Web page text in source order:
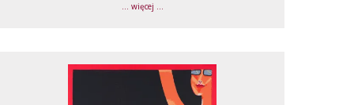
... więcej ...